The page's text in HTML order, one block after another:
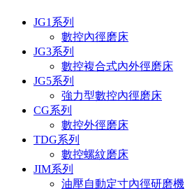
JG1系列
數控內徑磨床
JG3系列
數控複合式內外徑磨床
JG5系列
強力型數控內徑磨床
CG系列
數控外徑磨床
TDG系列
數控螺紋磨床
JIM系列
油壓自動定寸內徑研磨機